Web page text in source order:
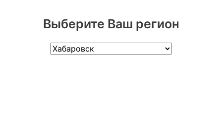
Выберите Ваш регион